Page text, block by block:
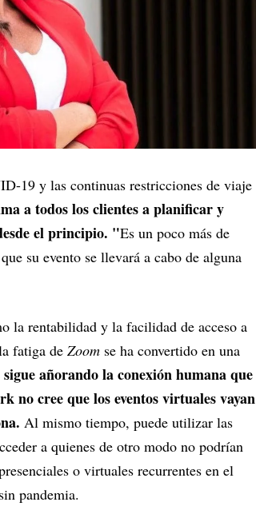
19 y las continuas restricciones de viaje
a todos los clientes a planificar y
el principio. "Es un poco más de
su evento se llevará a cabo de alguna
la rentabilidad y la facilidad de acceso a
fatiga de Zoom se ha convertido en una
añorando la conexión humana que
no cree que los eventos virtuales vayan
Al mismo tiempo, puede utilizar las
a quienes de otro modo no podrían
o virtuales recurrentes en el
pandemia.